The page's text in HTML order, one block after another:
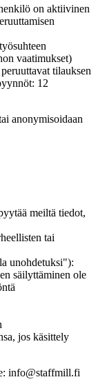
on aktiivinen
vaatimukset)
tilauksen
12
anonymisoidaan
meiltä tiedot,
tai
unohdetuksi"):
säilyttäminen ole
jos käsittely
info@staffmill.fi